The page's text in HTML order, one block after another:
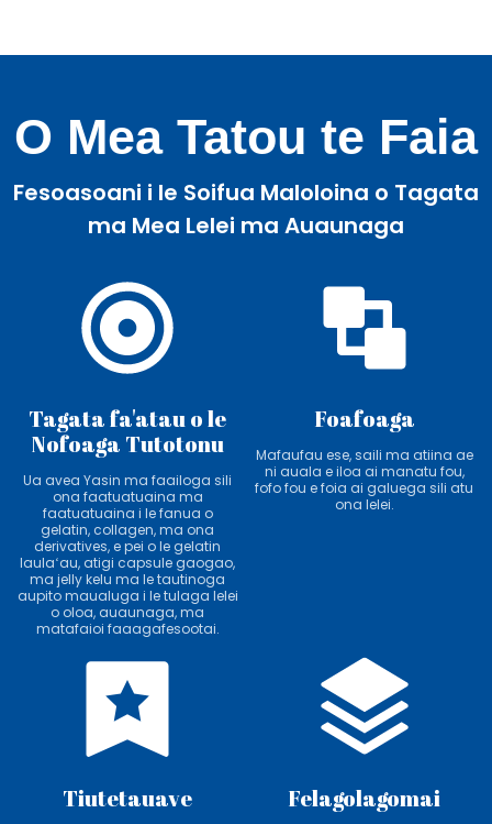
O Mea Tatou te Faia
Fesoasoani i le Soifua Maloloina o Tagata
ma Mea Lelei ma Auaunaga
Tagata fa'atau o le
Nofoaga Tutotonu
Ua avea Yasin ma faailoga sili
ona faatuatuaina ma
faatuatuaina i le fanua o
gelatin, collagen, ma ona
derivatives, e pei o le gelatin
laulaʻau, atigi capsule gaogao,
ma jelly kelu ma le tautinoga
aupito maualuga i le tulaga lelei
o oloa, auaunaga, ma
matafaioi faaagafesootai.
Foafoaga
Mafaufau ese, saili ma atiina ae
ni auala e iloa ai manatu fou,
fofo fou e foia ai galuega sili atu
ona lelei.
Tiutetauave Felagolagomai